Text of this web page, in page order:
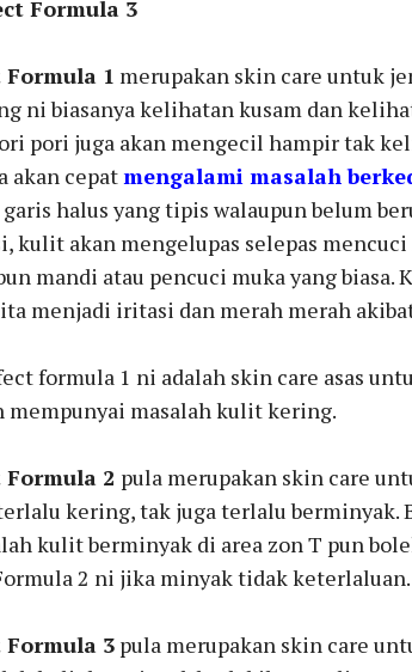
Formula 3
1 merupakan skin care untuk
ni biasanya kelihatan kusam dan
pori juga akan mengecil hampir tak
akan cepatmengalami masalah
halus yang tipis walaupun belum
kulit akan mengelupas selepas
mandi atau pencuci muka yang
menjadi iritasi dan merah merah
formula 1 ni adalah skin care asas
mempunyai masalah kulit kering.
2 pula merupakan skin care
kering, tak juga terlalu berminyak.
kulit berminyak di area zon T pun
2 ni jika minyak tidak keterlaluan.
3 pula merupakan skin care